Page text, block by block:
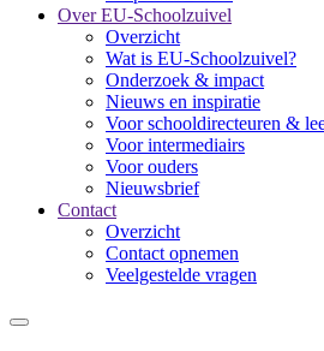
Over EU-Schoolzuivel
Overzicht
Wat is EU-Schoolzuivel?
Onderzoek & impact
Nieuws en inspiratie
Voor schooldirecteuren &
Voor intermediairs
Voor ouders
Nieuwsbrief
Contact
Overzicht
Contact opnemen
Veelgestelde vragen